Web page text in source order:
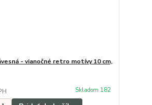
- vianočné retro motívy 10 cm,
Skladom 182